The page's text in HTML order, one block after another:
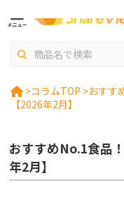
>コラムTOP >おすす
【2026年2月】
おすすめNo.1食品
年2月】